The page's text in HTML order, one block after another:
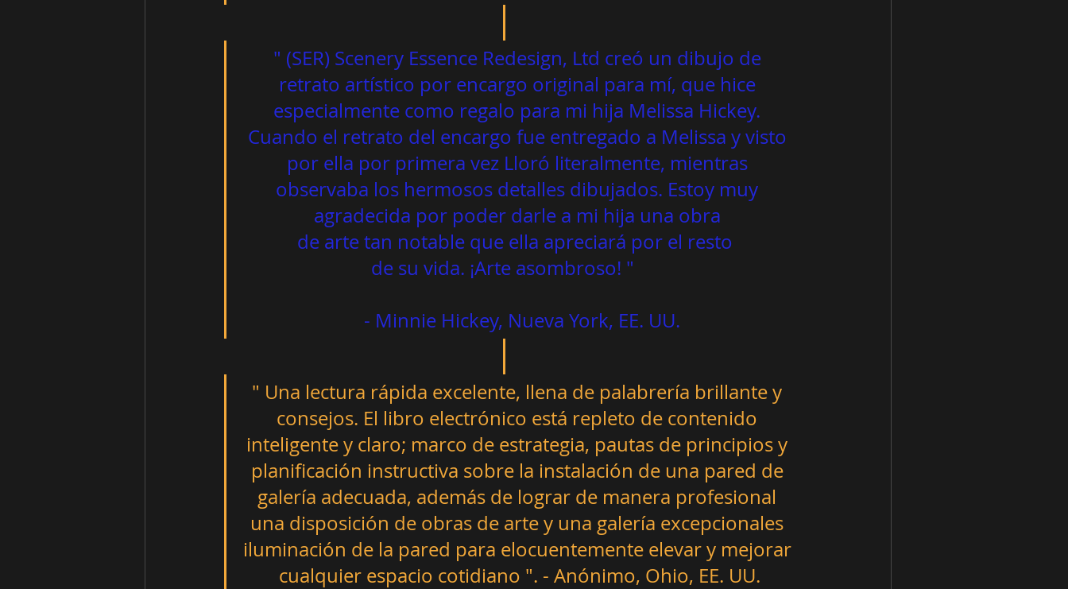
" (SER) Scenery Essence Redesign, Ltd creó un dibujo de
retrato artístico por encargo original para mí, que hice
especialmente como regalo para mi hija Melissa Hickey.
Cuando el retrato del encargo fue entregado a Melissa y visto
por ella por primera vez Lloró literalmente, mientras
observaba los hermosos detalles dibujados. Estoy muy
agradecida por poder darle a mi hija una obra
        de arte tan notable que ella apreciará por el resto
- Minnie Hickey, Nueva York, EE. UU.
" Una lectura rápida excelente, llena de palabrería brillante y
consejos. El libro electrónico está repleto de contenido
inteligente y claro; marco de estrategia, pautas de principios y
planificación instructiva sobre la instalación de una pared de
galería adecuada, además de lograr de manera profesional
una disposición de obras de arte y una galería excepcionales
iluminación de la pared para elocuentemente elevar y mejorar
cualquier espacio cotidiano ". - Anónimo, Ohio, EE. UU.